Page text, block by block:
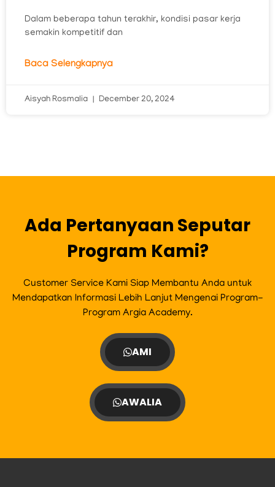
Dalam beberapa tahun terakhir, kondisi pasar kerja
semakin kompetitif dan
Baca Selengkapnya
Aisyah Rosmalia December 20, 2024
Ada Pertanyaan Seputar
Program Kami?
Customer Service Kami Siap Membantu Anda untuk
Mendapatkan Informasi Lebih Lanjut Mengenai Program-
Program Argia Academy.
AMI
AWALIA